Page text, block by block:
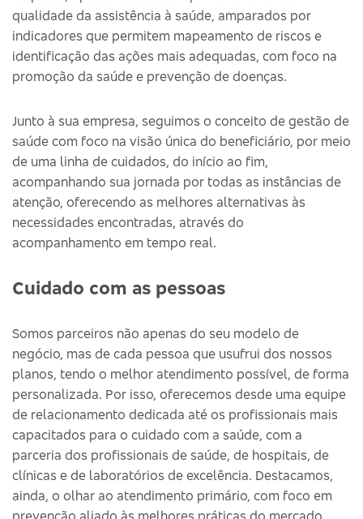
qualidade da assistência à saúde, amparados por
indicadores que permitem mapeamento de riscos e
identificação das ações mais adequadas, com foco na
promoção da saúde e prevenção de doenças.
Junto à sua empresa, seguimos o conceito de gestão de
saúde com foco na visão única do beneficiário, por meio
de uma linha de cuidados, do início ao fim,
acompanhando sua jornada por todas as instâncias de
atenção, oferecendo as melhores alternativas às
necessidades encontradas, através do
acompanhamento em tempo real.
Cuidado com as pessoas
Somos parceiros não apenas do seu modelo de
negócio, mas de cada pessoa que usufrui dos nossos
planos, tendo o melhor atendimento possível, de forma
personalizada. Por isso, oferecemos desde uma equipe
de relacionamento dedicada até os profissionais mais
capacitados para o cuidado com a saúde, com a
parceria dos profissionais de saúde, de hospitais, de
clínicas e de laboratórios de excelência. Destacamos,
ainda, o olhar ao atendimento primário, com foco em
prevenção aliado às melhores práticas do mercado.